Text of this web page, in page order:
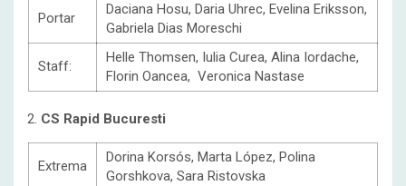
Portar
Daciana Hosu, Daria Uhrec, Evelina Eriksson,
Gabriela Dias Moreschi
Staff:
Helle Thomsen, Iulia Curea, Alina Iordache,
Florin Oancea, Veronica Nastase
2. CS Rapid Bucuresti
Extrema
Dorina Korsós, Marta López, Polina
Gorshkova, Sara Ristovska